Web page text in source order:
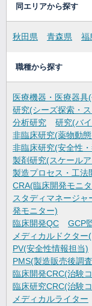
同エリアから探す
秋田県 青森県 福
職種から探す
医療機器・医療器具
研究(シーズ探索・
分析研究
研究(バ
非臨床研究(薬物動
非臨床研究(安全性
製剤研究(スケール
製造プロセス・工法
CRA(臨床開発モニ
スタディマネージャ
発モニター)
臨床開発QC
GCP
メディカルドクタ
PV(安全性情報担当)
PMS(製造販売後調
臨床開発CRC(治験
臨床研究CRC(治験
メディカルライター